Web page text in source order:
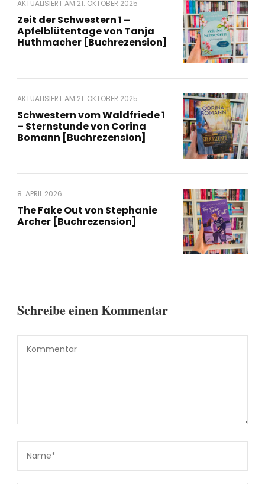
AKTUALISIERT AM 21. OKTOBER 2025
Zeit der Schwestern 1 –
Apfelblütentage von Tanja
Huthmacher [Buchrezension]
AKTUALISIERT AM 21. OKTOBER 2025
Schwestern vom Waldfriede 1
– Sternstunde von Corina
Bomann [Buchrezension]
8. APRIL 2026
The Fake Out von Stephanie
Archer [Buchrezension]
Schreibe einen Kommentar